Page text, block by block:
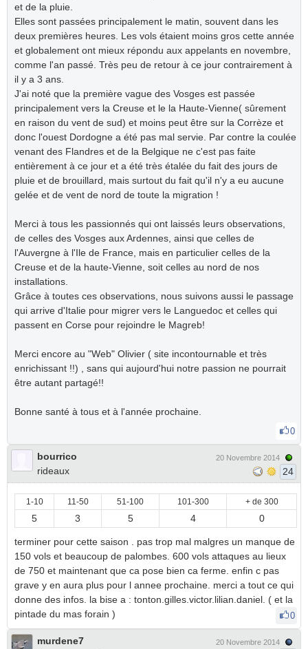
et de la pluie.
Elles sont passées principalement le matin, souvent dans les
deux premières heures. Les vols étaient moins gros cette année
et globalement ont mieux répondu aux appelants en novembre,
comme l'an passé. Très peu de retour à ce jour contrairement à
il y a 3 ans.
J'ai noté que la première vague des Vosges est passée
principalement vers la Creuse et le la Haute-Vienne( sûrement
en raison du vent de sud) et moins peut être sur la Corrèze et
donc l'ouest Dordogne a été pas mal servie. Par contre la coulée
venant des Flandres et de la Belgique ne c'est pas faite
entièrement à ce jour et a été très étalée du fait des jours de
pluie et de brouillard, mais surtout du fait qu'il n'y a eu aucune
gelée et de vent de nord de toute la migration !
Merci à tous les passionnés qui ont laissés leurs observations,
de celles des Vosges aux Ardennes, ainsi que celles de
l'Auvergne à l'Ile de France, mais en particulier celles de la
Creuse et de la haute-Vienne, soit celles au nord de nos
installations.
Grâce à toutes ces observations, nous suivons aussi le passage
qui arrive d'Italie pour migrer vers le Languedoc et celles qui
passent en Corse pour rejoindre le Magreb!
Merci encore au "Web" Olivier ( site incontournable et très
enrichissant !!) , sans qui aujourd'hui notre passion ne pourrait
être autant partagé!!
Bonne santé à tous et à l'année prochaine.
0
bourrico
rideaux
20 Novembre 2014
24
1-10 11-50 51-100 101-300 + de 300
5 3 5 4 0
terminer pour cette saison . pas trop mal malgres un manque de
150 vols et beaucoup de palombes. 600 vols attaques au lieux
de 750 et maintenant que ca pose bien ca ferme. enfin c pas
grave y en aura plus pour l annee prochaine. merci a tout ce qui
donne des infos. la bise a : tonton.gilles.victor.lilian.daniel. ( et la
pintade du mas forain )
0
murdene7
20 Novembre 2014